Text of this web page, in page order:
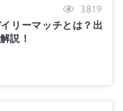
3819
リーマッチとは？出
説！